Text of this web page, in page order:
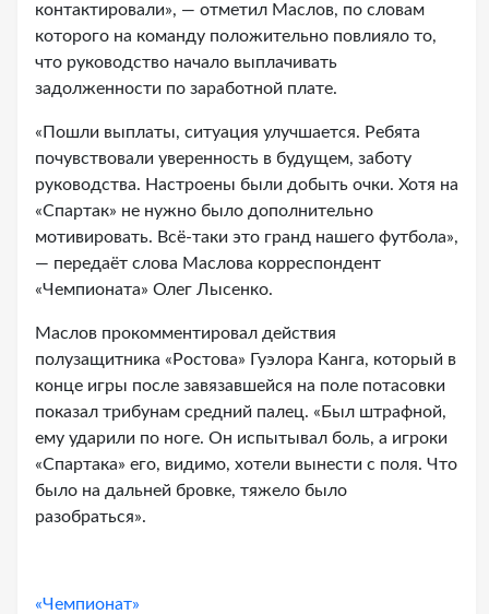
контактировали», — отметил Маслов, по словам
которого на команду положительно повлияло то,
что руководство начало выплачивать
задолженности по заработной плате.
«Пошли выплаты, ситуация улучшается. Ребята
почувствовали уверенность в будущем, заботу
руководства. Настроены были добыть очки. Хотя на
«Спартак» не нужно было дополнительно
мотивировать. Всё-таки это гранд нашего футбола»,
— передаёт слова Маслова корреспондент
«Чемпионата» Олег Лысенко.
Маслов прокомментировал действия
полузащитника «Ростова» Гуэлора Канга, который в
конце игры после завязавшейся на поле потасовки
показал трибунам средний палец. «Был штрафной,
ему ударили по ноге. Он испытывал боль, а игроки
«Спартака» его, видимо, хотели вынести с поля. Что
было на дальней бровке, тяжело было
разобраться».
«Чемпионат»